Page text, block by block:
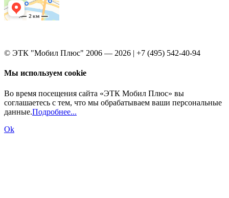
© ЭТК "Мобил Плюс" 2006 — 2026 | +7 (495) 542-40-94
Мы используем cookie
Во время посещения сайта «ЭТК Мобил Плюс» вы
соглашаетесь с тем, что мы обрабатываем ваши персональные
данные.Подробнее...
Ok